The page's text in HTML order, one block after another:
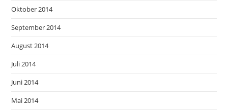
Oktober 2014
September 2014
August 2014
Juli 2014
Juni 2014
Mai 2014